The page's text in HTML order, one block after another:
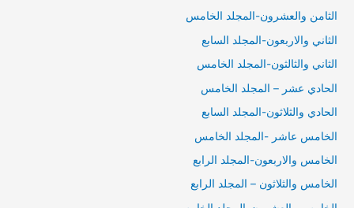
الثامن والعشرون-المجلد الخامس
الثاني والاربعون-المجلد السابع
الثاني والثالثون-المجلد الخامس
الحادي عشر – المجلد الخامس
الحادي والثلاثون-المجلد السابع
الخامس عاشر -المجلد الخامس
الخامس والاربعون-المجلد الرابع
الخامس والثلاثون – المجلد الرابع